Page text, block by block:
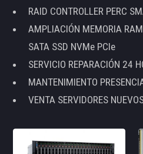
RAID CONTROLLER PERC
AMPLIACIÓN MEMORIA
SATA SSD NVMe PCIe
SERVICIO REPARACIÓN 24
MANTENIMIENTO
VENTA SERVIDORES